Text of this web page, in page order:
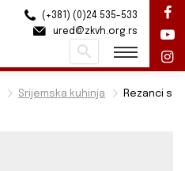
Srijemska kuhinja
Rezanci s
(+381) (0)24 535-533
ured@zkvh.org.rs
Pretraži